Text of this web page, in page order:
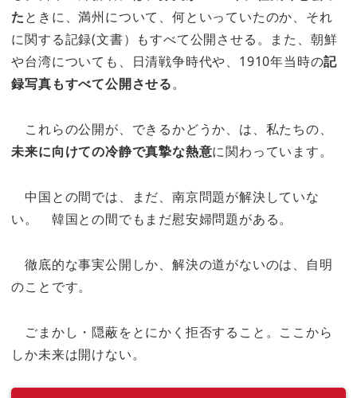
たときに、満州について、何といっていたのか、それ
に関する記録(文書）もすべて公開させる。また、朝鮮
や台湾についても、日清戦争時代や、1910年当時の記
録写真もすべて公開させる。
これらの公開が、できるかどうか、は、私たちの、
未来に向けての冷静で真摯な熱意に関わっています。
中国との間では、まだ、南京問題が解決していな
い。 韓国との間でもまだ慰安婦問題がある。
徹底的な事実公開しか、解決の道がないのは、自明
のことです。
ごまかし・隠蔽をとにかく拒否すること。ここから
しか未来は開けない。